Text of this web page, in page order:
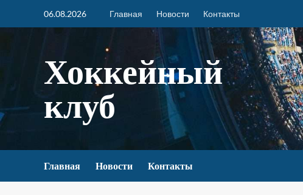
06.08.2026 Главная Новости Контакты
Хоккейный
клуб
Главная Новости Контакты